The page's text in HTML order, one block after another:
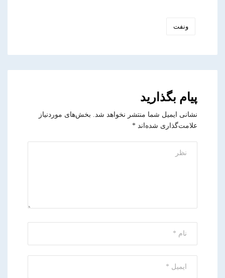
ونفت
پیام بگذارید
نشانی ایمیل شما منتشر نخواهد شد. بخش‌های موردنیاز
علامت‌گذاری شده‌اند *